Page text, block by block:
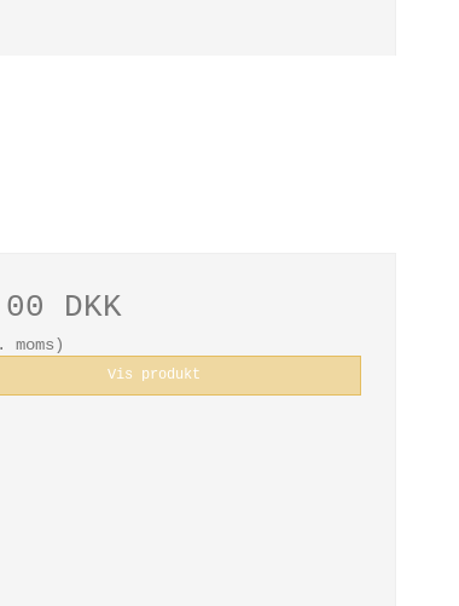
DKK
Vis produkt